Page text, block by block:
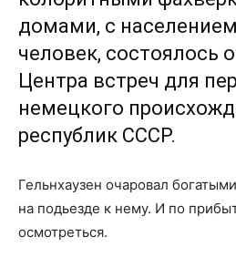
домами, с
человек, состоялось
Центра встреч для
немецкого
республик СССР.
Гельнхаузен очаровал
на подьезде к нему. И по
осмотреться.